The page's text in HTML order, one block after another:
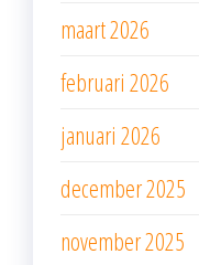
maart 2026
februari 2026
januari 2026
december 2025
november 2025